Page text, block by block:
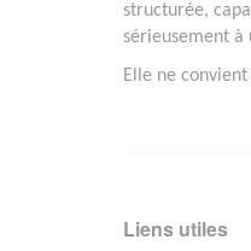
structurée,
sérieusement à
Elle ne
Liens utiles